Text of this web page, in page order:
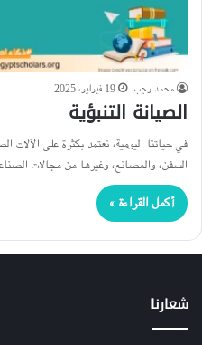
محمد رجب 19 فبراير، 2025
الصيانة التنبؤية
في حياتنا اليومية، نعتمد بكثرة على الآلات
السفن، والمصانع، وغيرها من مجالات
أكمل القراءة »
شعارنا